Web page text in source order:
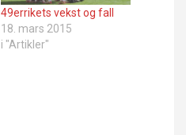
49errikets vekst og fall
18. mars 2015
i "Artikler"